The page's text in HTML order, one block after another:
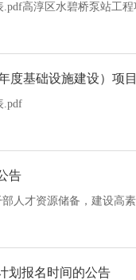
高淳区水碧桥泵站工
度基础设施建设）项
.pdf
告
人才资源储备，建设高
划报名时间的公告